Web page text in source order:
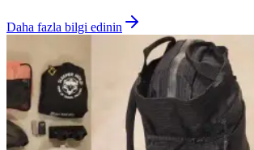
Daha fazla bilgi edinin